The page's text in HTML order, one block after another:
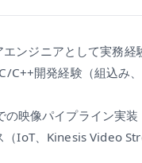
エンジニアとして実務経
C++開発経験（組込み
の映像パイプライン実
（IoT、Kinesis Video